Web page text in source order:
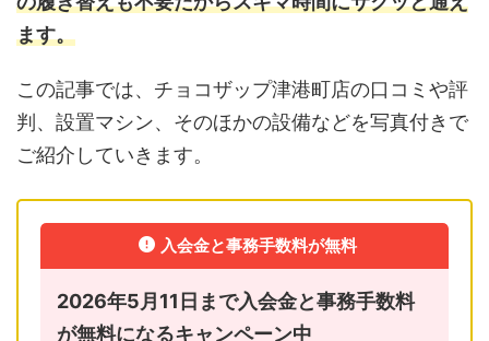
ます。
この記事では、チョコザップ津港町店の口コミや評
判、設置マシン、そのほかの設備などを写真付きで
ご紹介していきます。
入会金と事務手数料が無料
2026年5月11日まで入会金と事務手数料
が無料になるキャンペーン中